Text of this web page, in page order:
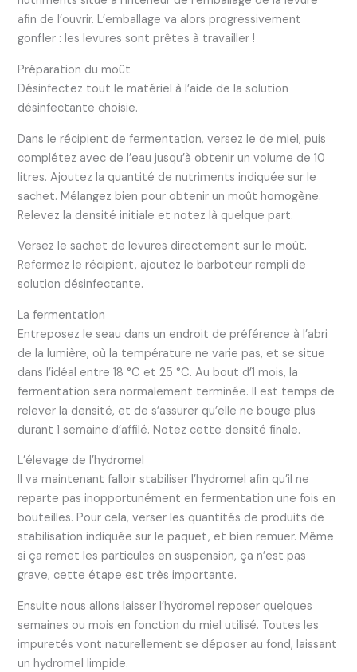
afin de l’ouvrir. L’emballage va alors progressivement
gonfler : les levures sont prêtes à travailler !
Préparation du moût
Désinfectez tout le matériel à l’aide de la solution
désinfectante choisie.
Dans le récipient de fermentation, versez le de miel, puis
complétez avec de l’eau jusqu’à obtenir un volume de 10
litres. Ajoutez la quantité de nutriments indiquée sur le
sachet. Mélangez bien pour obtenir un moût homogène.
Relevez la densité initiale et notez là quelque part.
Versez le sachet de levures directement sur le moût.
Refermez le récipient, ajoutez le barboteur rempli de
solution désinfectante.
La fermentation
Entreposez le seau dans un endroit de préférence à l’abri
de la lumière, où la température ne varie pas, et se situe
dans l’idéal entre 18 °C et 25 °C. Au bout d’1 mois, la
fermentation sera normalement terminée. Il est temps de
relever la densité, et de s’assurer qu’elle ne bouge plus
durant 1 semaine d’affilé. Notez cette densité finale.
L’élevage de l’hydromel
Il va maintenant falloir stabiliser l’hydromel afin qu’il ne
reparte pas inopportunément en fermentation une fois en
bouteilles. Pour cela, verser les quantités de produits de
stabilisation indiquée sur le paquet, et bien remuer. Même
si ça remet les particules en suspension, ça n’est pas
grave, cette étape est très importante.
Ensuite nous allons laisser l’hydromel reposer quelques
semaines ou mois en fonction du miel utilisé. Toutes les
impuretés vont naturellement se déposer au fond, laissant
un hydromel limpide.